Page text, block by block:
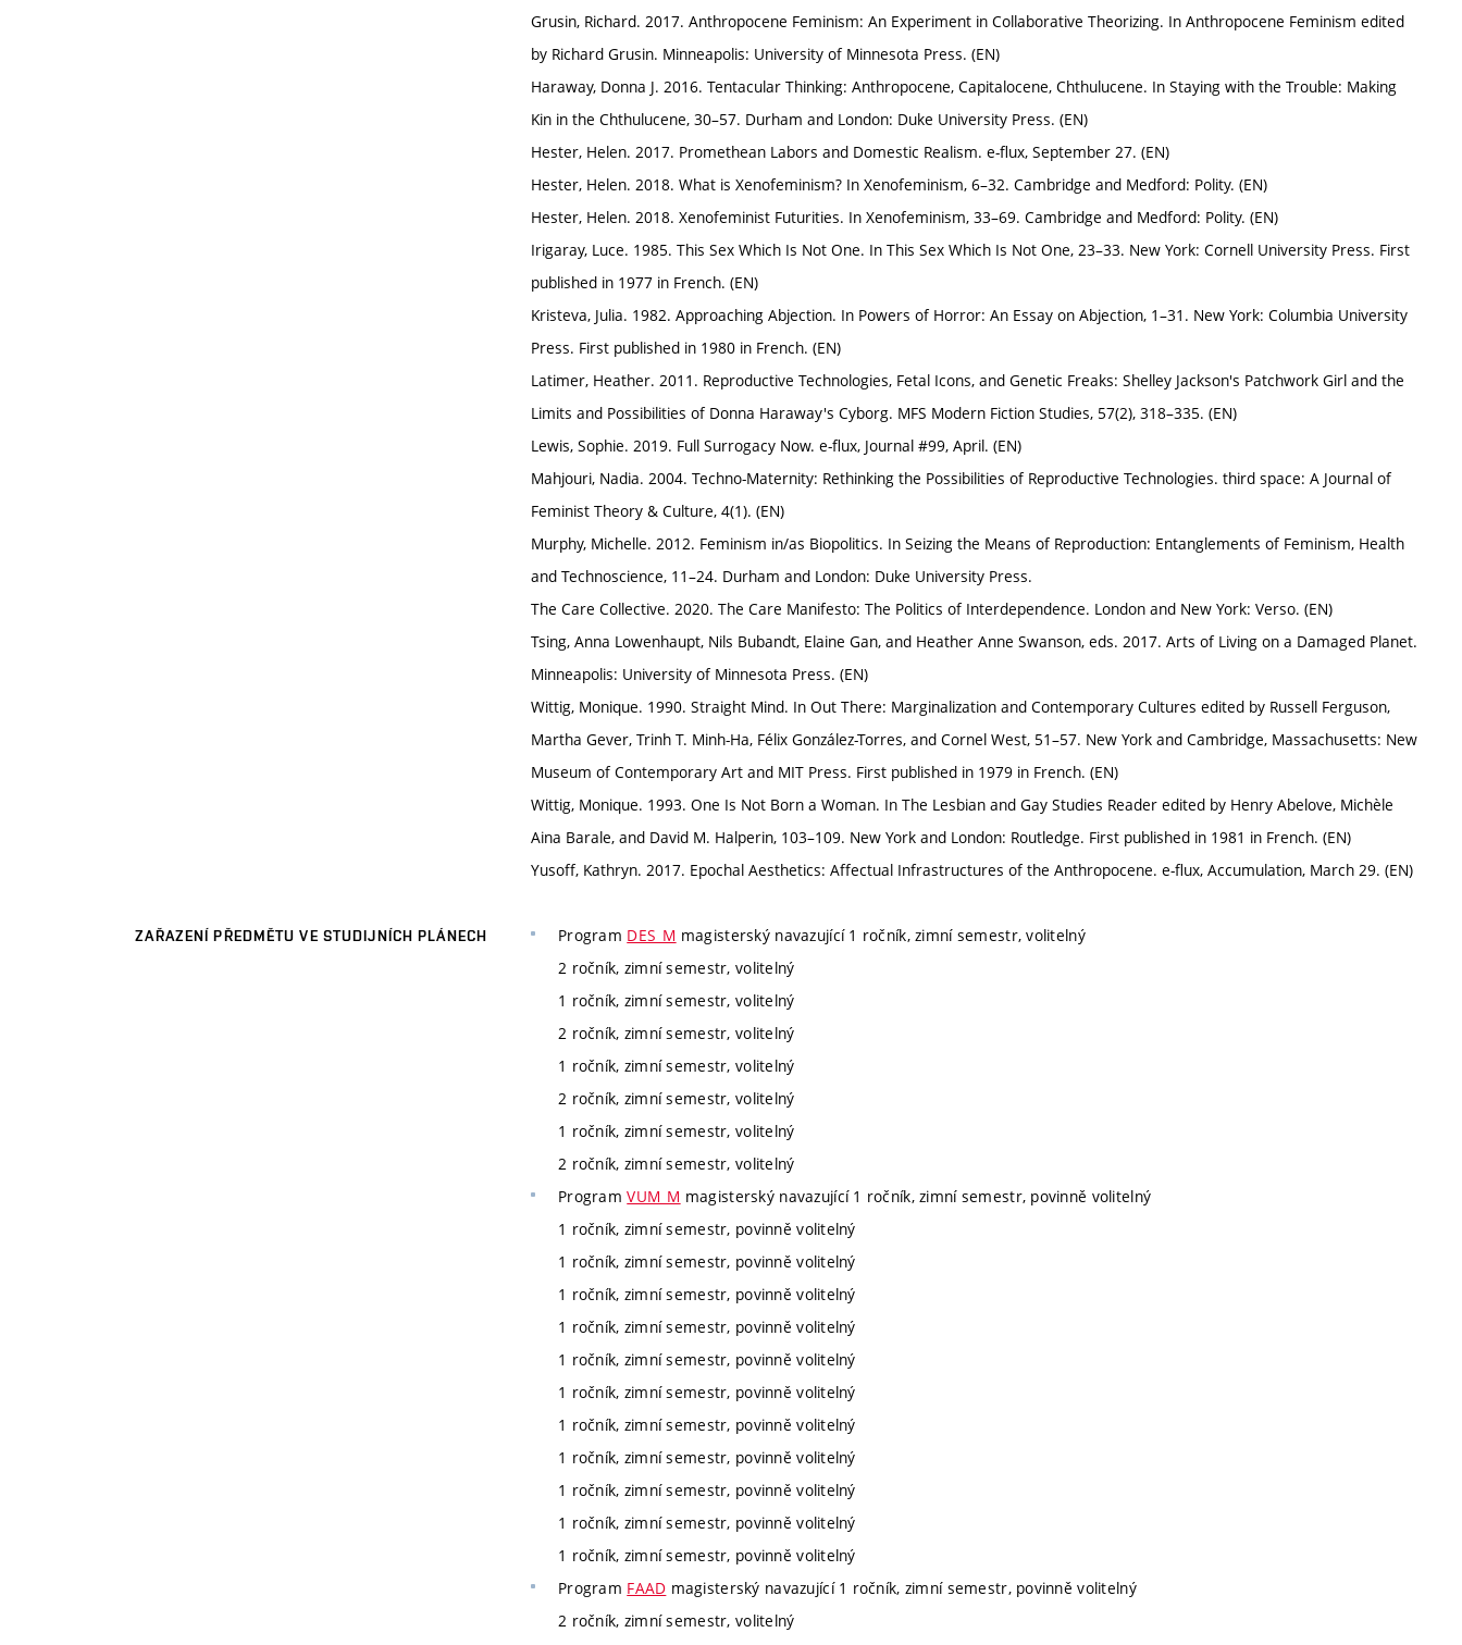
Grusin, Richard. 2017. Anthropocene Feminism: An Experiment in Collaborative Theorizing. In Anthropocene Feminism edited
by Richard Grusin. Minneapolis: University of Minnesota Press. (EN)
Haraway, Donna J. 2016. Tentacular Thinking: Anthropocene, Capitalocene, Chthulucene. In Staying with the Trouble: Making
Kin in the Chthulucene, 30–57. Durham and London: Duke University Press. (EN)
Hester, Helen. 2017. Promethean Labors and Domestic Realism. e-flux, September 27. (EN)
Hester, Helen. 2018. What is Xenofeminism? In Xenofeminism, 6–32. Cambridge and Medford: Polity. (EN)
Hester, Helen. 2018. Xenofeminist Futurities. In Xenofeminism, 33–69. Cambridge and Medford: Polity. (EN)
Irigaray, Luce. 1985. This Sex Which Is Not One. In This Sex Which Is Not One, 23–33. New York: Cornell University Press. First
published in 1977 in French. (EN)
Kristeva, Julia. 1982. Approaching Abjection. In Powers of Horror: An Essay on Abjection, 1–31. New York: Columbia University
Press. First published in 1980 in French. (EN)
Latimer, Heather. 2011. Reproductive Technologies, Fetal Icons, and Genetic Freaks: Shelley Jackson's Patchwork Girl and the
Limits and Possibilities of Donna Haraway's Cyborg. MFS Modern Fiction Studies, 57(2), 318–335. (EN)
Lewis, Sophie. 2019. Full Surrogacy Now. e-flux, Journal #99, April. (EN)
Mahjouri, Nadia. 2004. Techno-Maternity: Rethinking the Possibilities of Reproductive Technologies. third space: A Journal of
Feminist Theory & Culture, 4(1). (EN)
Murphy, Michelle. 2012. Feminism in/as Biopolitics. In Seizing the Means of Reproduction: Entanglements of Feminism, Health
and Technoscience, 11–24. Durham and London: Duke University Press.
The Care Collective. 2020. The Care Manifesto: The Politics of Interdependence. London and New York: Verso. (EN)
Tsing, Anna Lowenhaupt, Nils Bubandt, Elaine Gan, and Heather Anne Swanson, eds. 2017. Arts of Living on a Damaged Planet.
Minneapolis: University of Minnesota Press. (EN)
Wittig, Monique. 1990. Straight Mind. In Out There: Marginalization and Contemporary Cultures edited by Russell Ferguson,
Martha Gever, Trinh T. Minh-Ha, Félix González-Torres, and Cornel West, 51–57. New York and Cambridge, Massachusetts: New
Museum of Contemporary Art and MIT Press. First published in 1979 in French. (EN)
Wittig, Monique. 1993. One Is Not Born a Woman. In The Lesbian and Gay Studies Reader edited by Henry Abelove, Michèle
Aina Barale, and David M. Halperin, 103–109. New York and London: Routledge. First published in 1981 in French. (EN)
Yusoff, Kathryn. 2017. Epochal Aesthetics: Affectual Infrastructures of the Anthropocene. e-flux, Accumulation, March 29. (EN)
ZAŘAZENÍ PŘEDMĚTU VE STUDIJNÍCH PLÁNECH Program DES_M magisterský navazující 1 ročník, zimní semestr, volitelný
2 ročník, zimní semestr, volitelný
1 ročník, zimní semestr, volitelný
2 ročník, zimní semestr, volitelný
1 ročník, zimní semestr, volitelný
2 ročník, zimní semestr, volitelný
1 ročník, zimní semestr, volitelný
2 ročník, zimní semestr, volitelný
ProgramVUM_M magisterský navazující 1 ročník, zimní semestr, povinně volitelný
1 ročník, zimní semestr, povinně volitelný
1 ročník, zimní semestr, povinně volitelný
1 ročník, zimní semestr, povinně volitelný
1 ročník, zimní semestr, povinně volitelný
1 ročník, zimní semestr, povinně volitelný
1 ročník, zimní semestr, povinně volitelný
1 ročník, zimní semestr, povinně volitelný
1 ročník, zimní semestr, povinně volitelný
1 ročník, zimní semestr, povinně volitelný
1 ročník, zimní semestr, povinně volitelný
1 ročník, zimní semestr, povinně volitelný
Program FAAD magisterský navazující 1 ročník, zimní semestr, povinně volitelný
2 ročník, zimní semestr, volitelný